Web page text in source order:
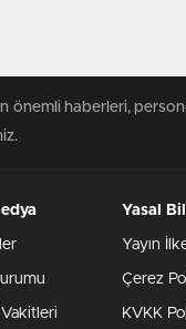
önemli haberleri,
Yasal
Yayın
Çerez
KVKK